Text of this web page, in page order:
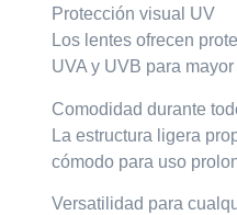
Protección visual UV
Los lentes ofrecen
UVA y UVB para
Comodidad durante
La estructura ligera
cómodo para uso
Versatilidad para